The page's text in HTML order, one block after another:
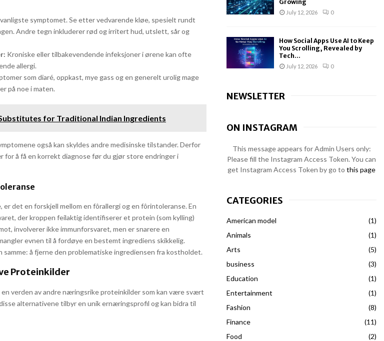
symptomet. Se etter vedvarende kløe, spesielt rundt
Andre tegn inkluderer rød og irritert hud, utslett, sår og
Kroniske eller tilbakevendende infeksjoner i ørene kan ofte
allergi.
som diaré, oppkast, mye gass og en generelt urolig mage
på noe i maten.
for Traditional Indian Ingredients
også kan skyldes andre medisinske tilstander. Derfor
å få en korrekt diagnose før du gjør store endringer i
er det en forskjell mellom en fôrallergi og en fôrintoleranse. En
der kroppen feilaktig identifiserer et protein (som kylling)
involverer ikke immunforsvaret, men er snarere en
evnen til å fordøye en bestemt ingrediens skikkelig.
å fjerne den problematiske ingrediensen fra kostholdet.
Proteinkilder
verden av andre næringsrike proteinkilder som kan være svært
alternativene tilbyr en unik ernæringsprofil og kan bidra til
Growing
July 12, 2026 0
How Social Apps Use AI to Keep
You Scrolling, Revealed by
Tech...
July 12, 2026 0
NEWSLETTER
ON INSTAGRAM
This message appears for Admin Users only:
Please fill the Instagram Access Token. You can
get Instagram Access Token by go to this page
CATEGORIES
American model
(1)
Animals
(1)
Arts
(5)
business
(3)
Education
(1)
Entertainment
(1)
Fashion
(8)
Finance
(11)
Food
(2)